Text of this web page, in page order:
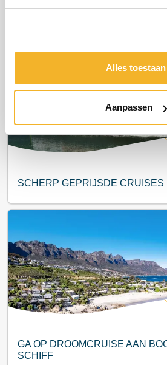
Alles toestaan
Aanpassen
Stedentrip Marrakesh
Japan
SCHERP GEPRIJSDE CRUISES
GA OP DROOMCRUISE AAN
SCHIFF